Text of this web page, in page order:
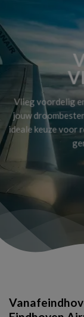
Vlieg voordelig
jouw
ideale keuze voor